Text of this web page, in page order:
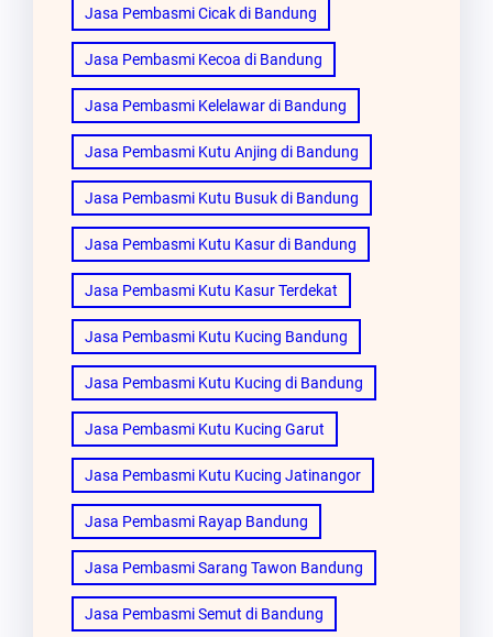
Jasa Pembasmi Cicak di Bandung
Jasa Pembasmi Kecoa di Bandung
Jasa Pembasmi Kelelawar di Bandung
Jasa Pembasmi Kutu Anjing di Bandung
Jasa Pembasmi Kutu Busuk di Bandung
Jasa Pembasmi Kutu Kasur di Bandung
Jasa Pembasmi Kutu Kasur Terdekat
Jasa Pembasmi Kutu Kucing Bandung
Jasa Pembasmi Kutu Kucing di Bandung
Jasa Pembasmi Kutu Kucing Garut
Jasa Pembasmi Kutu Kucing Jatinangor
Jasa Pembasmi Rayap Bandung
Jasa Pembasmi Sarang Tawon Bandung
Jasa Pembasmi Semut di Bandung